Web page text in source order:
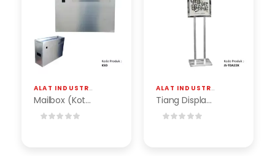
ALAT INDUSTRI, MAILBOX (KOTAK SURAT STAINLESS)
Mailbox (Kotak Surat Stainless)
ALAT INDUSTRI,
Tiang Display Alas Kotak